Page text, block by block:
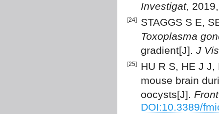
Investigat,
[24]
STAGGS S E,
Toxoplasma
gradient[J]. J
[25]
HU R S, HE J
mouse brain
oocysts[J].
DOI:10.3389/